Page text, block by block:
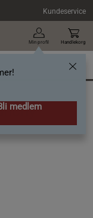
Kundeservice
Min profil
medlem
Handlekorg